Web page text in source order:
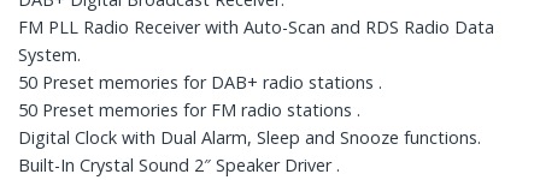
FM PLL Radio Receiver with Auto-Scan and RDS Radio Data
System.
50 Preset memories for DAB+ radio stations .
50 Preset memories for FM radio stations .
Digital Clock with Dual Alarm, Sleep and Snooze functions.
Built-In Crystal Sound 2″ Speaker Driver .